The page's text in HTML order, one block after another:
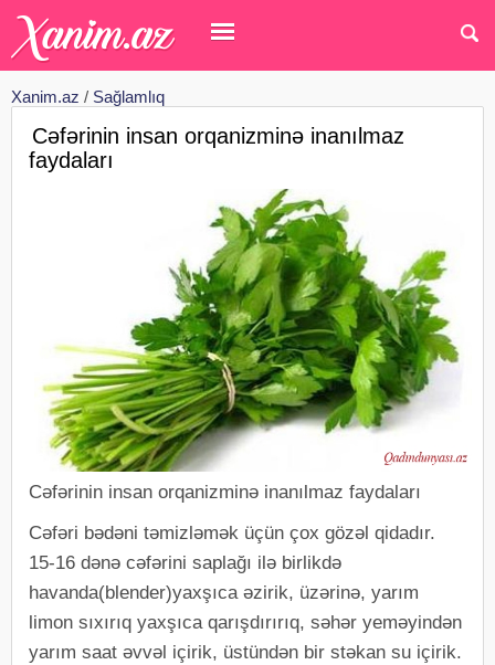
Xanim.az / Sağlamlıq
Cəfərinin insan orqanizminə inanılmaz
faydaları
Cəfərinin insan orqanizminə inanılmaz faydaları
Cəfəri bədəni təmizləmək üçün çox gözəl qidadır.
15-16 dənə cəfərini saplağı ilə birlikdə
havanda(blender)yaxşıca əzirik, üzərinə, yarım
limon sıxırıq yaxşıca qarışdırırıq, səhər yeməyindən
yarım saat əvvəl içirik, üstündən bir stəkan su içirik.